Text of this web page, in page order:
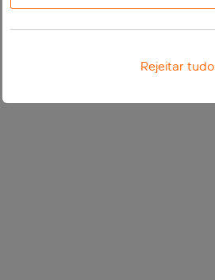
Rejeitar tudo